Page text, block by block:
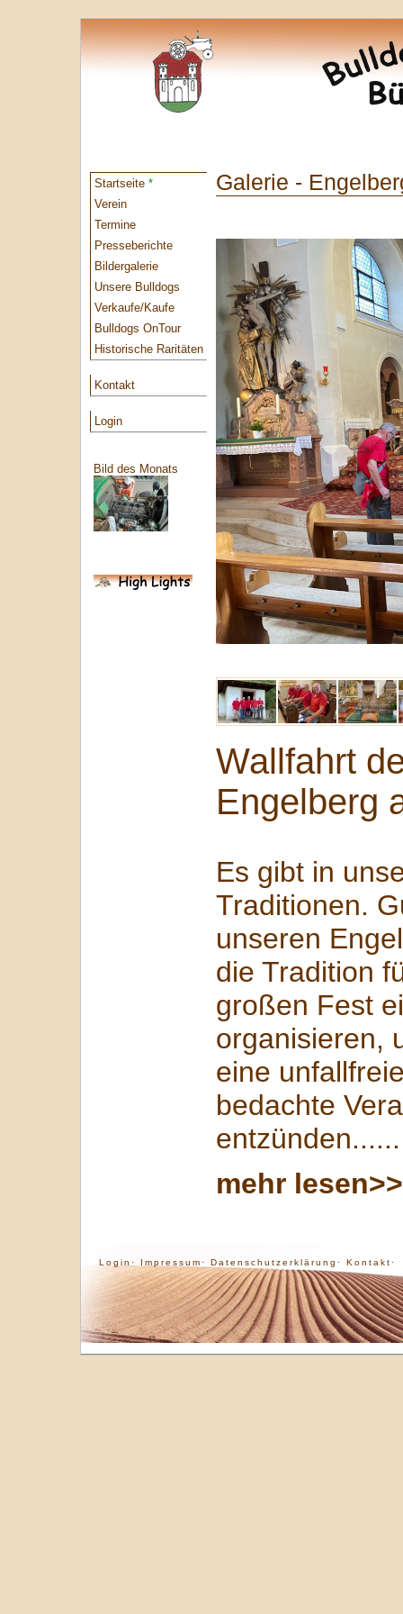
Startseite *
Verein
Termine
Presseberichte
Bildergalerie
Unsere Bulldogs
Verkaufe/Kaufe
Bulldogs OnTour
Historische Raritäten
Kontakt
Login
Bild des Monats
Galerie -
Wallfahrt
Engelberg
Es gibt in
Traditionen.
unseren
die Tradition
großen Fest
organisieren,
eine
bedachte
entzünden......
mehr
Login· Impressum· Datenschutzerklärung· Kontakt·